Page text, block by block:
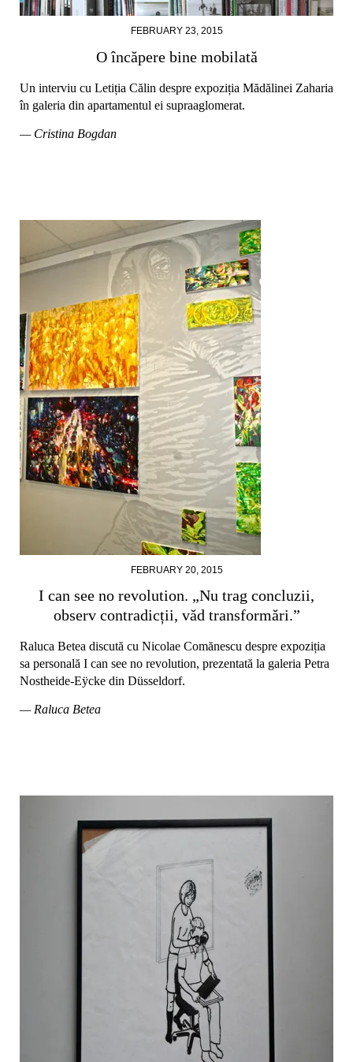
FEBRUARY 23, 2015
O încăpere bine mobilată
Un interviu cu Letiția Călin despre expoziția Mădălinei Zaharia
în galeria din apartamentul ei supraaglomerat.
— Cristina Bogdan
FEBRUARY 20, 2015
I can see no revolution. „Nu trag concluzii,
observ contradicții, văd transformări.”
Raluca Betea discută cu Nicolae Comănescu despre expoziția
sa personală I can see no revolution, prezentată la galeria Petra
Nostheide-Eÿcke din Düsseldorf.
— Raluca Betea